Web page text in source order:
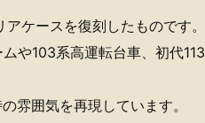
ケースを復刻したものです。
や103系高運転台車、初代113
雰囲気を再現しています。